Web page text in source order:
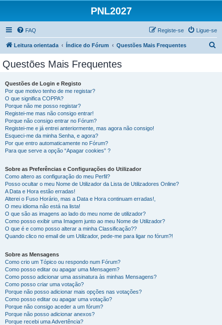
PNL2027
FAQ Ligue-se
Registe-se
Leitura orientada Índice do Fórum Questões Mais Frequentes
Questões Mais Frequentes
Questões de Login e Registo
Por que motivo tenho de me registar?
O que significa COPPA?
Porque não me posso registar?
Registei-me mas não consigo entrar!
Porque não consigo entrar no Fórum?
Registei-me e já entrei anteriormente, mas agora não consigo!
Esqueci-me da minha Senha, e agora?
Por que entro automaticamente no Fórum?
Para que serve a opção “Apagar cookies” ?
Sobre as Preferências e Configurações do Utilizador
Como altero as configuração do meu Perfil?
Posso ocultar o meu Nome de Utilizador da Lista de Utilizadores Online?
A Data e Hora estão erradas!
Alterei o Fuso Horário, mas a Data e Hora continuam erradas!,
O meu idioma não está na lista!
O que são as imagens ao lado do meu nome de utilizador?
Como posso exibir uma Imagem junto ao meu Nome de Utilizador?
O que é e como posso alterar a minha Classificação??
Quando clico no email de um Utilizador, pede-me para ligar no fórum?!
Sobre as Mensagens
Como crio um Tópico ou respondo num Fórum?
Como posso editar ou apagar uma Mensagem?
Como posso adicionar uma assinatura às minhas Mensagens?
Como posso criar uma votação?
Porque não posso adicionar mais opções nas votações?
Como posso editar ou apagar uma votação?
Porque não consigo aceder a um fórum?
Porque não posso adicionar anexos?
Porque recebi uma Advertência?